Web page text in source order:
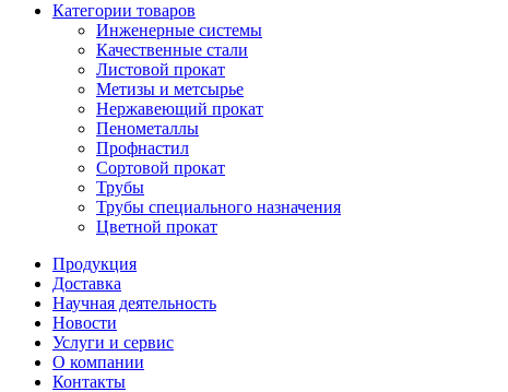
Категории товаров
Инженерные системы
Качественные стали
Листовой прокат
Метизы и метсырье
Нержавеющий прокат
Пенометаллы
Профнастил
Сортовой прокат
Трубы
Трубы специального назначения
Цветной прокат
Продукция
Доставка
Научная деятельность
Новости
Услуги и сервис
О компании
Контакты